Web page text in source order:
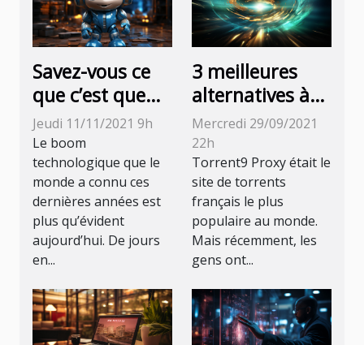
Savez-vous ce
que c’est que
les chatbots ?
Cet article vous
en parle
Jeudi 11/11/2021 9h
Le boom
technologique que le
monde a connu ces
dernières années est
plus qu’évident
aujourd’hui. De jours
en...
3 meilleures
alternatives à
Torrent9 en
2021
Mercredi 29/09/2021
22h
Torrent9 Proxy était le
site de torrents
français le plus
populaire au monde.
Mais récemment, les
gens ont...